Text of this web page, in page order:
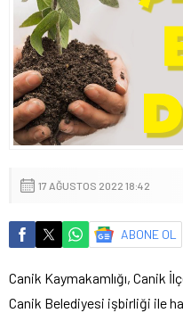
17 AĞUSTOS 2022 18:42
ABONE OL
Canik Kaymakamlığı, Canik
Canik Belediyesi işbirliği ile